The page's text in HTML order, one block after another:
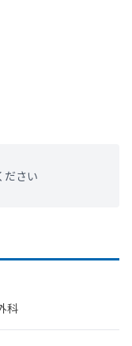
ださい
科